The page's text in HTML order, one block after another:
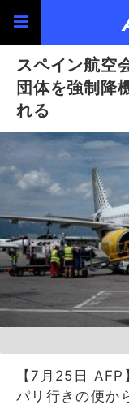
スペイン航空
団体を強制降
れる
【7月25日
パリ行きの便か